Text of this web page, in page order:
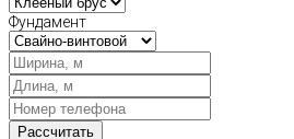
Фундамент